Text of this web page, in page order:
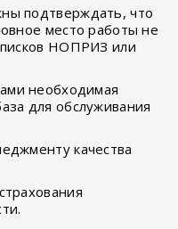
подтверждать, что
место работы не
НОПРИЗ или
необходимая
для обслуживания
качества